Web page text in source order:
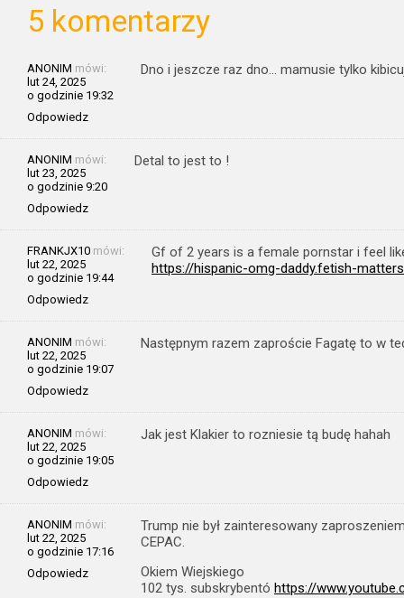
5 komentarzy
ANONIM mówi:
lut 24, 2025
o godzinie 19:32
Odpowiedz
Dno i jeszcze raz dno… mamusie tylko
ANONIM mówi:
lut 23, 2025
o godzinie 9:20
Odpowiedz
Detal to jest to !
FRANKJX10 mówi:
lut 22, 2025
o godzinie 19:44
Odpowiedz
Gf of 2 years is a female pornstar i feel
https://hispanic-omg-daddy.fetish-
ANONIM mówi:
lut 22, 2025
o godzinie 19:07
Odpowiedz
Następnym razem zaproście Fagatę to w
ANONIM mówi:
lut 22, 2025
o godzinie 19:05
Odpowiedz
Jak jest Klakier to rozniesie tą budę hahah
ANONIM mówi:
lut 22, 2025
o godzinie 17:16
Odpowiedz
Trump nie był zainteresowany
CEPAC.
Okiem Wiejskiego
102 tys. subskrybentó https://